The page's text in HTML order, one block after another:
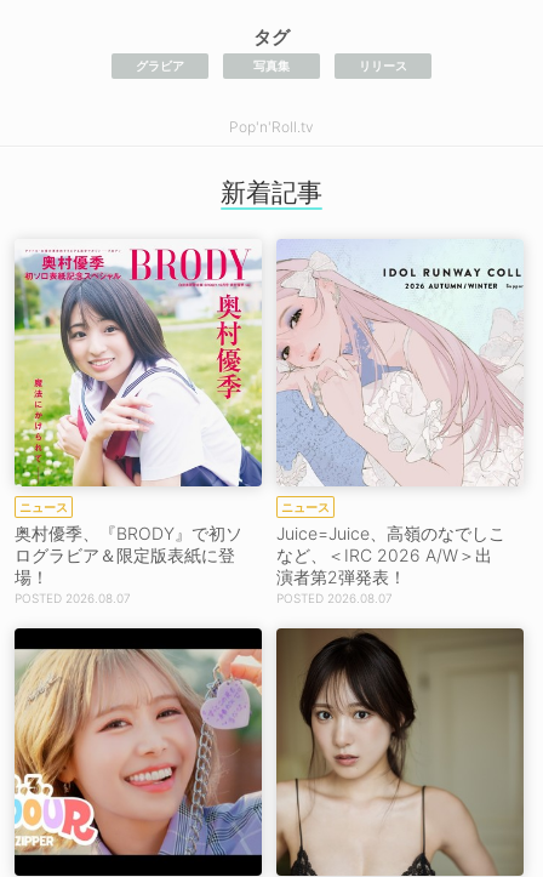
タグ
グラビア 写真集 リリース
Pop'n'Roll.tv
新着記事
ニュース
奥村優季、『BRODY』で初ソ
ログラビア＆限定版表紙に登
場！
2026.08.07
ニュース
Juice=Juice、高嶺のなでしこ
など、＜IRC 2026 A/W＞出
演者第2弾発表！
2026.08.07